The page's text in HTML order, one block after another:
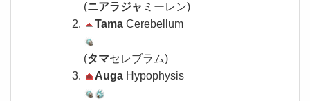
(ニアラジャ ミーレン)
Tama Cerebellum
(タマセレブラム)
Auga Hypophysis